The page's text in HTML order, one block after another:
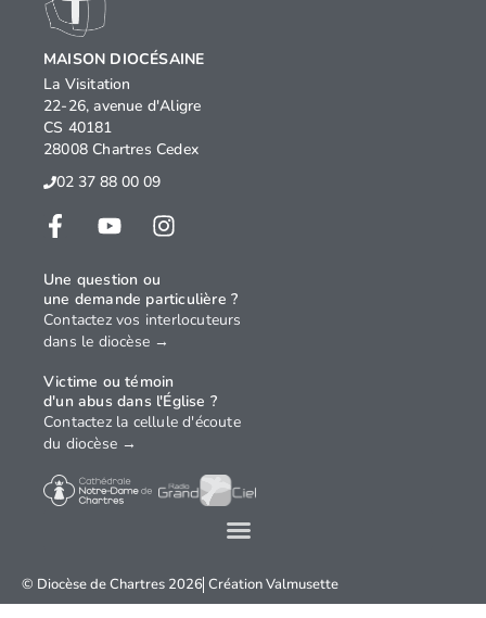
© Diocèse de Chartres 2026 CréationValmusette
MAISON DIOCÉSAINE
La Visitation
22-26, avenue d'Aligre
CS 40181
28008 Chartres Cedex
02 37 88 00 09
Une question ou
une demande particulière ?
Contactez vos interlocuteurs
dans le diocèse →
Victime ou témoin
d'un abus dans l'Église ?
Contactez la cellule d'écoute
du diocèse →